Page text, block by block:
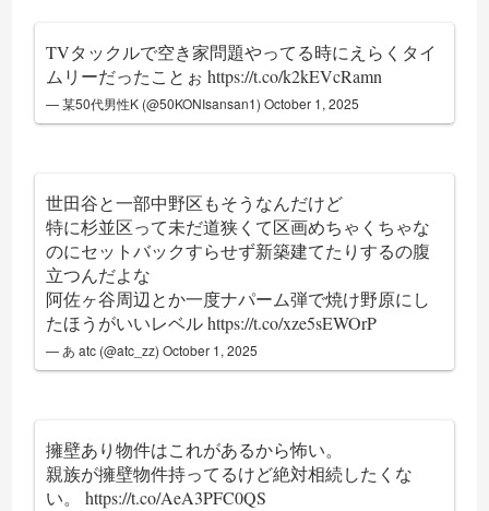
TVタックルで空き家問題やってる時にえらくタイ
ムリーだったことぉhttps://t.co/k2kEVcRamn
— 某50代男性K (@50KONIsansan1)October 1, 2025
世田谷と一部中野区もそうなんだけど
特に杉並区って未だ道狭くて区画めちゃくちゃな
のにセットバックすらせず新築建てたりするの腹
立つんだよな
阿佐ヶ谷周辺とか一度ナパーム弾で焼け野原にし
たほうがいいレベルhttps://t.co/xze5sEWOrP
— あ atc (@atc_zz)October 1, 2025
擁壁あり物件はこれがあるから怖い。
親族が擁壁物件持ってるけど絶対相続したくな
い。https://t.co/AeA3PFC0QS